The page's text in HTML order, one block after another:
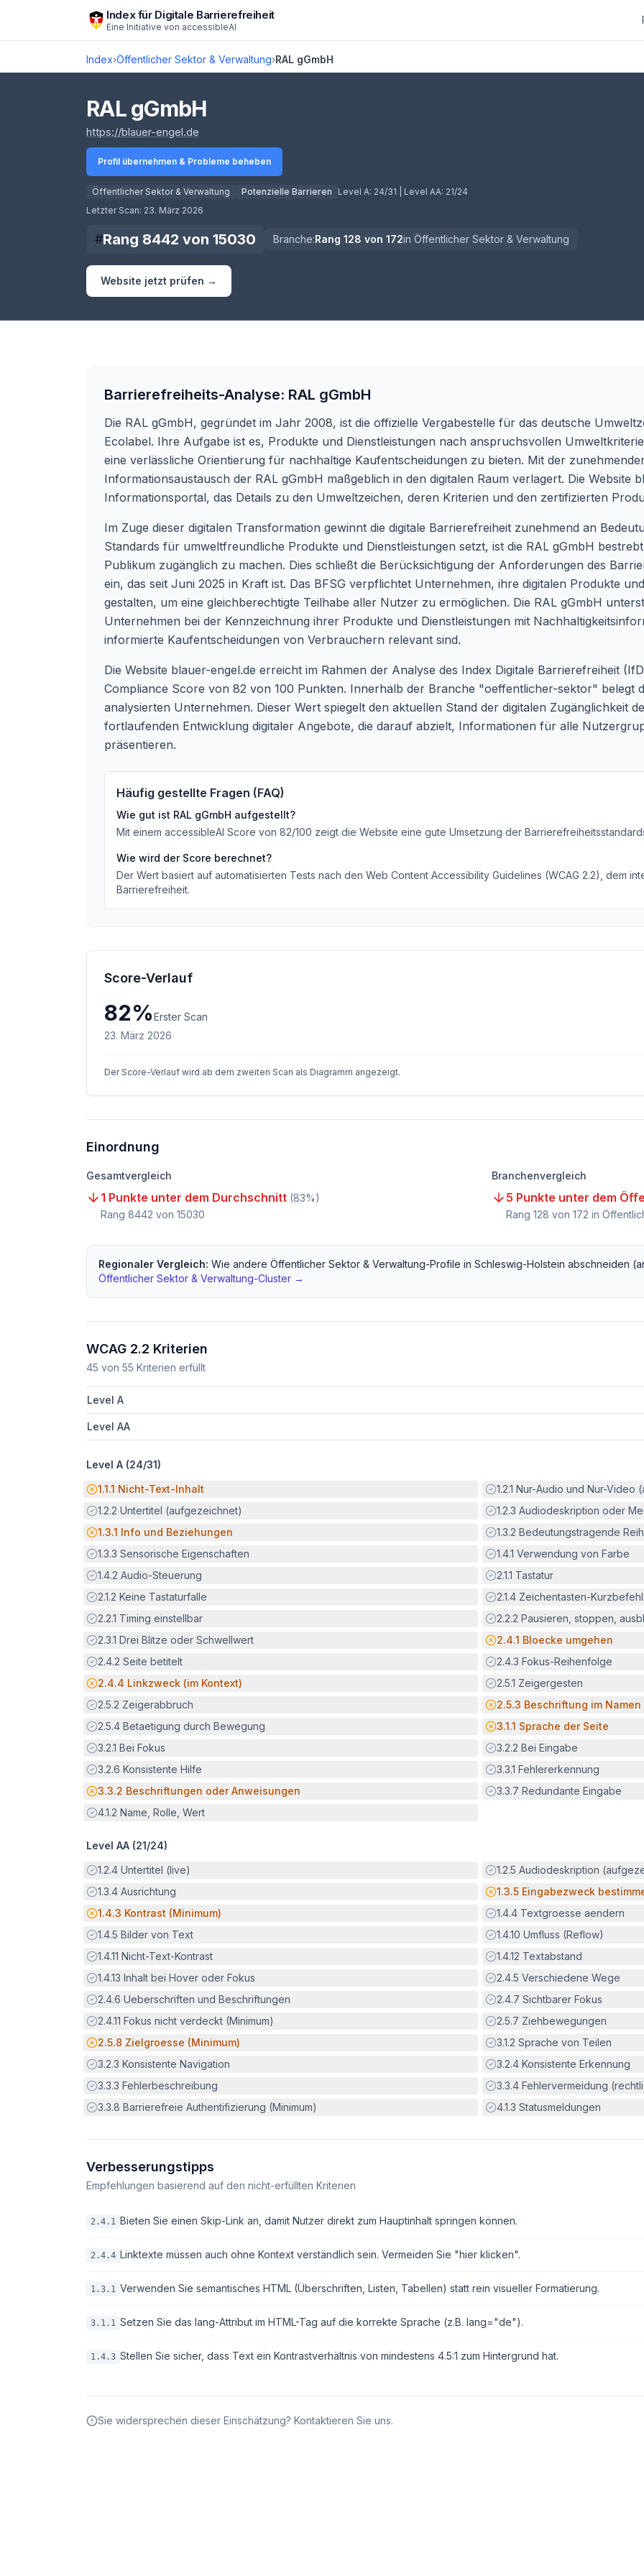
Zum Hauptinhalt springenIndex für Digitale Barrierefreiheit
Eine Initiative von accessibleAI
Index›Öffentlicher Sektor & Verwaltung›RAL gGmbH
Score lädt
RAL gGmbH
https://blauer-engel.de
Profil übernehmen & Probleme beheben
Öffentlicher Sektor & Verwaltung Potenzielle Barrieren Level A: 24/31 | Level AA: 21/24
Letzter Scan: 23. März 2026
#Rang 8442 von 15030 Branche:Rang 128 von 172in Öffentlicher Sektor & Verwaltung
Website jetzt prüfen →
Barrierefreiheits-Analyse: RAL gGmbH
Die RAL gGmbH, gegründet im Jahr 2008, ist die offizielle Vergabestelle für das deutsche
Ecolabel. Ihre Aufgabe ist es, Produkte und Dienstleistungen nach anspruchsvollen
eine verlässliche Orientierung für nachhaltige Kaufentscheidungen zu bieten. Mit der
Informationsaustausch der RAL gGmbH maßgeblich in den digitalen Raum verlagert. Die Website
Informationsportal, das Details zu den Umweltzeichen, deren Kriterien und den zertifizierten
Im Zuge dieser digitalen Transformation gewinnt die digitale Barrierefreiheit zunehmend an
Standards für umweltfreundliche Produkte und Dienstleistungen setzt, ist die RAL gGmbH
Publikum zugänglich zu machen. Dies schließt die Berücksichtigung der Anforderungen des
ein, das seit Juni 2025 in Kraft ist. Das BFSG verpflichtet Unternehmen, ihre digitalen Produkte
gestalten, um eine gleichberechtigte Teilhabe aller Nutzer zu ermöglichen. Die RAL gGmbH
Unternehmen bei der Kennzeichnung ihrer Produkte und Dienstleistungen mit
informierte Kaufentscheidungen von Verbrauchern relevant sind.
Die Website blauer-engel.de erreicht im Rahmen der Analyse des Index Digitale Barrierefreiheit
Compliance Score von 82 von 100 Punkten. Innerhalb der Branche "oeffentlicher-sektor" belegt
analysierten Unternehmen. Dieser Wert spiegelt den aktuellen Stand der digitalen Zugänglichkeit
fortlaufenden Entwicklung digitaler Angebote, die darauf abzielt, Informationen für alle
präsentieren.
Häufig gestellte Fragen (FAQ)
Wie gut ist RAL gGmbH aufgestellt?
Mit einem accessibleAI Score von 82/100 zeigt die Website eine gute Umsetzung der
Wie wird der Score berechnet?
Der Wert basiert auf automatisierten Tests nach den Web Content Accessibility Guidelines (WCAG 2.2), dem
Barrierefreiheit.
Score-Verlauf
82%Erster Scan
23. März 2026
Der Score-Verlauf wird ab dem zweiten Scan als Diagramm angezeigt.
Einordnung
Gesamtvergleich
1 Punkte unter dem Durchschnitt (83%)
Rang 8442 von 15030
Branchenvergleich
5 Punkte unter dem
Rang 128 von 172 in
Regionaler Vergleich: Wie andere Öffentlicher Sektor & Verwaltung-Profile in Schleswig-Holstein abschneiden
Öffentlicher Sektor & Verwaltung-Cluster →
WCAG 2.2 Kriterien
45 von 55 Kriterien erfüllt
Level A
Level AA
Level A (24/31)
Potenzielle Barriere:
1.1.1 Nicht-Text-Inhalt Erfüllt:
1.2.1 Nur-Audio und Nur-Video
Erfüllt:
1.2.2 Untertitel (aufgezeichnet) Erfüllt:
1.2.3 Audiodeskription oder
Potenzielle Barriere:
1.3.1 Info und Beziehungen Erfüllt:
1.3.2 Bedeutungstragende
Erfüllt:
1.3.3 Sensorische Eigenschaften Erfüllt:
1.4.1 Verwendung von Farbe
Erfüllt:
1.4.2 Audio-Steuerung Erfüllt:
2.1.1 Tastatur
Erfüllt:
2.1.2 Keine Tastaturfalle Erfüllt:
2.1.4 Zeichentasten-
Erfüllt:
2.2.1 Timing einstellbar Erfüllt:
2.2.2 Pausieren, stoppen,
Erfüllt:
2.3.1 Drei Blitze oder Schwellwert Potenzielle Barriere:
2.4.1 Bloecke umgehen
Erfüllt:
2.4.2 Seite betitelt Erfüllt:
2.4.3 Fokus-Reihenfolge
Potenzielle Barriere:
2.4.4 Linkzweck (im Kontext) Erfüllt:
2.5.1 Zeigergesten
Erfüllt:
2.5.2 Zeigerabbruch Potenzielle Barriere:
2.5.3 Beschriftung im Namen
Erfüllt:
2.5.4 Betaetigung durch Bewegung Potenzielle Barriere:
3.1.1 Sprache der Seite
Erfüllt:
3.2.1 Bei Fokus Erfüllt:
3.2.2 Bei Eingabe
Erfüllt:
3.2.6 Konsistente Hilfe Erfüllt:
3.3.1 Fehlererkennung
Potenzielle Barriere:
3.3.2 Beschriftungen oder Anweisungen Erfüllt:
3.3.7 Redundante Eingabe
Erfüllt:
4.1.2 Name, Rolle, Wert
Level AA (21/24)
Erfüllt:
1.2.4 Untertitel (live) Erfüllt:
1.2.5 Audiodeskription
Erfüllt:
1.3.4 Ausrichtung Potenzielle Barriere:
1.3.5 Eingabezweck
Potenzielle Barriere:
1.4.3 Kontrast (Minimum) Erfüllt:
1.4.4 Textgroesse aendern
Erfüllt:
1.4.5 Bilder von Text Erfüllt:
1.4.10 Umfluss (Reflow)
Erfüllt:
1.4.11 Nicht-Text-Kontrast Erfüllt:
1.4.12 Textabstand
Erfüllt:
1.4.13 Inhalt bei Hover oder Fokus Erfüllt:
2.4.5 Verschiedene Wege
Erfüllt:
2.4.6 Ueberschriften und Beschriftungen Erfüllt:
2.4.7 Sichtbarer Fokus
Erfüllt:
2.4.11 Fokus nicht verdeckt (Minimum) Erfüllt:
2.5.7 Ziehbewegungen
Potenzielle Barriere:
2.5.8 Zielgroesse (Minimum) Erfüllt:
3.1.2 Sprache von Teilen
Erfüllt:
3.2.3 Konsistente Navigation Erfüllt:
3.2.4 Konsistente Erkennung
Erfüllt:
3.3.3 Fehlerbeschreibung Erfüllt:
3.3.4 Fehlervermeidung
Erfüllt:
3.3.8 Barrierefreie Authentifizierung (Minimum) Erfüllt:
4.1.3 Statusmeldungen
Verbesserungstipps
Empfehlungen basierend auf den nicht-erfüllten Kriterien
2.4.1 Bieten Sie einen Skip-Link an, damit Nutzer direkt zum Hauptinhalt springen können.
2.4.4 Linktexte müssen auch ohne Kontext verständlich sein. Vermeiden Sie "hier klicken".
1.3.1 Verwenden Sie semantisches HTML (Überschriften, Listen, Tabellen) statt rein visueller Formatierung.
3.1.1 Setzen Sie das lang-Attribut im HTML-Tag auf die korrekte Sprache (z.B. lang="de").
1.4.3 Stellen Sie sicher, dass Text ein Kontrastverhältnis von mindestens 4.5:1 zum Hintergrund hat.
Sie widersprechen dieser Einschätzung? Kontaktieren Sie uns.